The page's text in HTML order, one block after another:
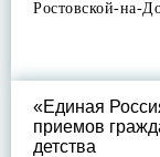
Ростовской-на-
«Единая
приемов
детства